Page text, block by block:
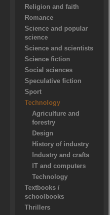
Religion and faith
Romance
Science and popular
science
Science and scientists
Science fiction
Social sciences
Speculative fiction
Sport
Technology
Agriculture and
forestry
Design
History of industry
Industry and crafts
IT and computers
Technology
Textbooks /
schoolbooks
Thrillers